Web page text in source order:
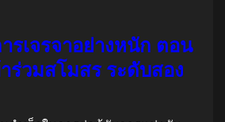
รเจรจาอย่างหนัก ตอน
ร่วมสโมสร ระดับสอง